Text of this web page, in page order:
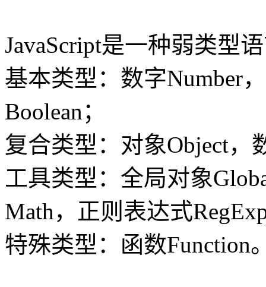
JavaScript是一种弱类型
基本类型：数字Number
Boolean；
复合类型：对象Object，
工具类型：全局对象
Math，正则表达式
特殊类型：函数Function